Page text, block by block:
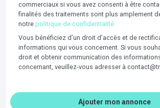
commerciaux si vous avez consenti à être
finalités des traitements sont plus amplement
notre politique de confidentialité.
Vous bénéficiez d’un droit d’accès et de
informations qui vous concernent. Si vous
droit et obtenir communication des
concernant, veuillez-vous adresser à
Ajouter mon annonce